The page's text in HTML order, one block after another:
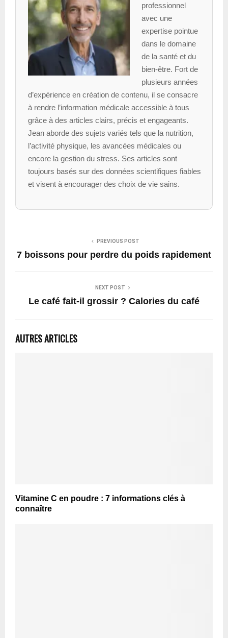
professionnel
avec une
expertise pointue
dans le domaine
de la santé et du
bien-être. Fort de
plusieurs années
d’expérience en création de contenu, il se consacre
à rendre l’information médicale accessible à tous
grâce à des articles clairs, précis et engageants.
Jean aborde des sujets variés tels que la nutrition,
l’activité physique, les avancées médicales ou
encore la gestion du stress. Ses articles sont
toujours basés sur des données scientifiques fiables
et visent à encourager des choix de vie sains.
PREVIOUS POST
7 boissons pour perdre du poids rapidement
NEXT POST
Le café fait-il grossir ? Calories du café
AUTRES ARTICLES
Vitamine C en poudre : 7 informations clés à
connaître